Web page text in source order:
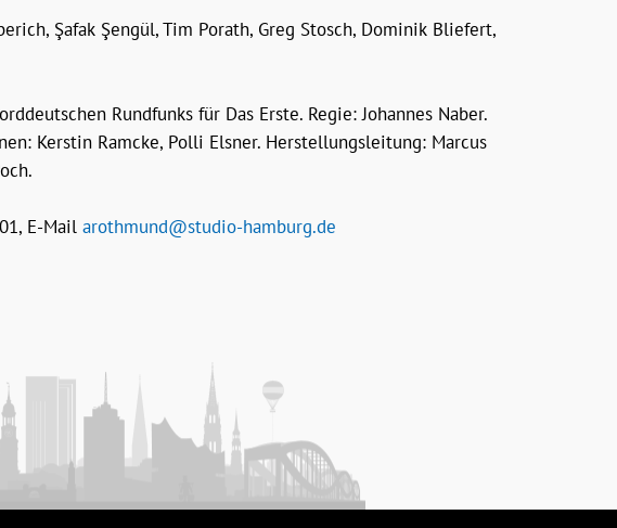
Şafak Şengül, Tim Porath, Greg Stosch, Dominik Bliefert,
Rundfunks für Das Erste. Regie: Johannes Naber.
Kerstin Ramcke, Polli Elsner. Herstellungsleitung: Marcus
E-Mail arothmund@studio-hamburg.de